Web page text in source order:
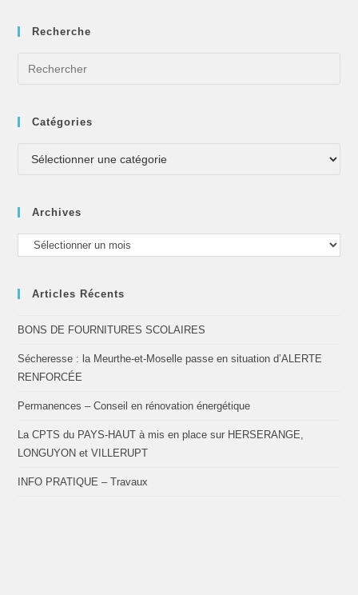
Recherche
Catégories
Archives
Articles Récents
BONS DE FOURNITURES SCOLAIRES
Sécheresse : la Meurthe-et-Moselle passe en situation d’ALERTE
RENFORCÉE
Permanences – Conseil en rénovation énergétique
La CPTS du PAYS-HAUT à mis en place sur HERSERANGE,
LONGUYON et VILLERUPT
INFO PRATIQUE – Travaux